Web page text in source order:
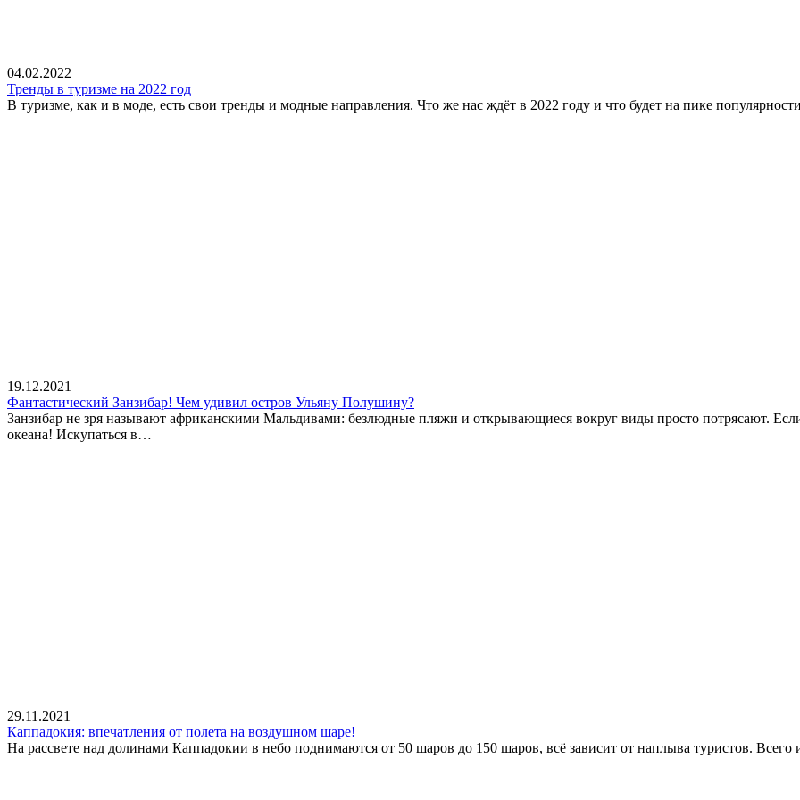
04.02.2022
Тренды в туризме на 2022 год
В туризме, как и в моде, есть свои тренды и модные направления. Что же нас ждёт в 2022 году и что будет на пике
19.12.2021
Фантастический Занзибар! Чем удивил остров Ульяну Полушину?
Занзибар не зря называют африканскими Мальдивами: безлюдные пляжи и открывающиеся вокруг виды просто потрясают.
океана! Искупаться в…
29.11.2021
Каппадокия: впечатления от полета на воздушном шаре!
На рассвете над долинами Каппадокии в небо поднимаются от 50 шаров до 150 шаров, всё зависит от наплыва туристов.